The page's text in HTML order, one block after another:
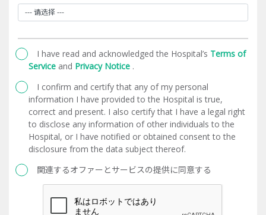
I have read and acknowledged the Hospital’s Terms of
Service and Privacy Notice .
I confirm and certify that any of my personal
information I have provided to the Hospital is true,
correct and present. I also certify that I have a legal right
to disclose any information of other individuals to the
Hospital, or I have notified or obtained consent to the
disclosure from the data subject thereof.
関連するオファーとサービスの提供に同意する